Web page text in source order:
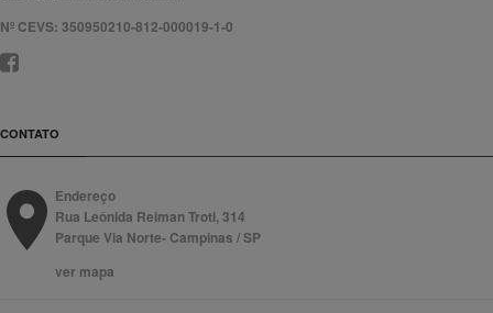
Nº CEVS: 350950210-812-000019-1-0
CONTATO
Endereço
Rua Leônida Reiman Troti, 314
Parque Via Norte- Campinas / SP
ver mapa